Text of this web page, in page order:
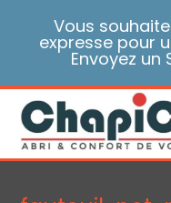
Vous
expresse pour
Envoyez un